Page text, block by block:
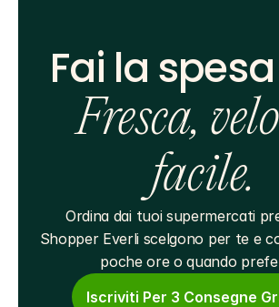
Fai la
Fresca,
facile.
Ordina dai tuoi supermercati
Shopper Everli scelgono per te e
poche ore o quando
Iscriviti Per 3 Consegne